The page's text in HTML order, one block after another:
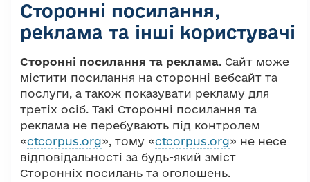
Сторонні посилання,
реклама та інші користувачі
Сторонні посилання та реклама. Сайт може
містити посилання на сторонні вебсайт та
послуги, а також показувати рекламу для
третіх осіб. Такі Сторонні посилання та
реклама не перебувають під контролем
«ctcorpus.org», тому «ctcorpus.org» не несе
відповідальності за будь-який зміст
Сторонніх посилань та оголошень.